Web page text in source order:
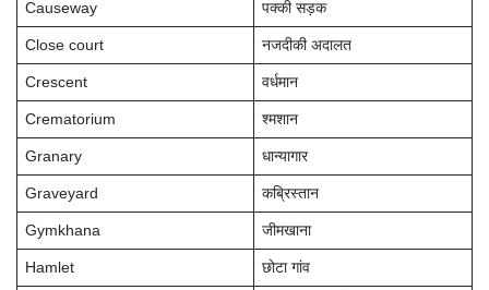
Causeway पक्की सड़क
Close court नजदीकी अदालत
Crescent वर्धमान
Crematorium श्मशान
Granary धान्यागार
Graveyard कब्रिस्तान
Gymkhana जीमखाना
Hamlet छोटा गांव